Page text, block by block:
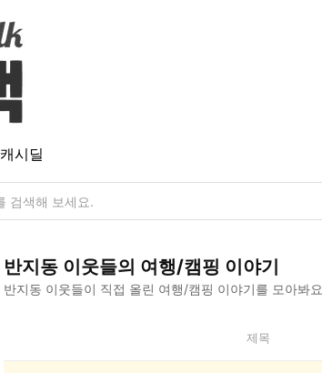
캐시딜
반지동 이웃들의 여행/캠핑 이야기
반지동 이웃들이 직접 올린 여행/캠핑 이야기를 모아봐요
동
제목